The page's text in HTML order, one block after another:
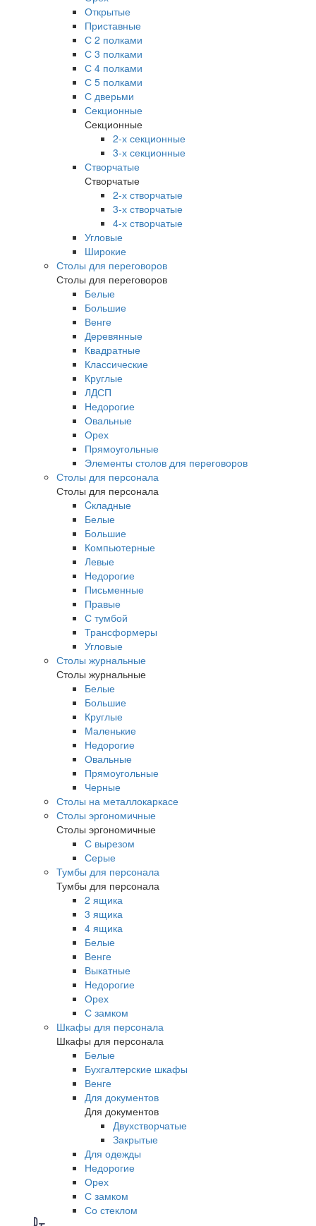
Открытые
Приставные
С 2 полками
С 3 полками
С 4 полками
С 5 полками
С дверьми
Секционные
Секционные
2-х секционные
3-х секционные
Створчатые
Створчатые
2-х створчатые
3-х створчатые
4-х створчатые
Угловые
Широкие
Столы для переговоров
Столы для переговоров
Белые
Большие
Венге
Деревянные
Квадратные
Классические
Круглые
ЛДСП
Недорогие
Овальные
Орех
Прямоугольные
Элементы столов для переговоров
Столы для персонала
Столы для персонала
Cкладные
Белые
Большие
Компьютерные
Левые
Недорогие
Письменные
Правые
С тумбой
Трансформеры
Угловые
Столы журнальные
Столы журнальные
Белые
Большие
Круглые
Маленькие
Недорогие
Овальные
Прямоугольные
Черные
Столы на металлокаркасе
Столы эргономичные
Столы эргономичные
С вырезом
Серые
Тумбы для персонала
Тумбы для персонала
2 ящика
3 ящика
4 ящика
Белые
Венге
Выкатные
Недорогие
Орех
С замком
Шкафы для персонала
Шкафы для персонала
Белые
Бухгалтерские шкафы
Венге
Для документов
Для документов
Двухстворчатые
Закрытые
Для одежды
Недорогие
Орех
С замком
Со стеклом